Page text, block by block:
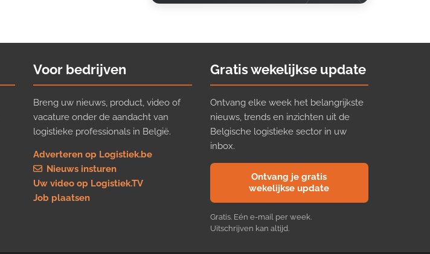
Voor bedrijven
Breng uw nieuws, product, video of
vacature onder de aandacht van
logistieke professionals in België.
Adverteren op Logistiek.be
Nieuws insturen
Uw video op Logistiek.TV
Job plaatsen
Gratis wekelijkse update
Ontvang elke week het belangrijkste
nieuws, trends en inzichten uit de
Belgische logistieke sector in uw
inbox.
Ontvang je gratis
wekelijkse update
Gratis. Eén e-mail per week.
Uitschrijven kan altijd.